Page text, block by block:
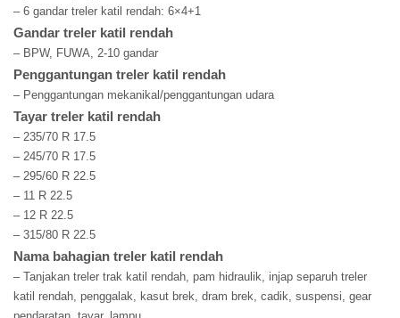
– 6 gandar treler katil rendah: 6×4+1
Gandar treler katil rendah
– BPW, FUWA, 2-10 gandar
Penggantungan treler katil rendah
– Penggantungan mekanikal/penggantungan udara
Tayar treler katil rendah
– 235/70 R 17.5
– 245/70 R 17.5
– 295/60 R 22.5
– 11 R 22.5
– 12 R 22.5
– 315/80 R 22.5
Nama bahagian treler katil rendah
– Tanjakan treler trak katil rendah, pam hidraulik, injap separuh treler
katil rendah, penggalak, kasut brek, dram brek, cadik, suspensi, gear